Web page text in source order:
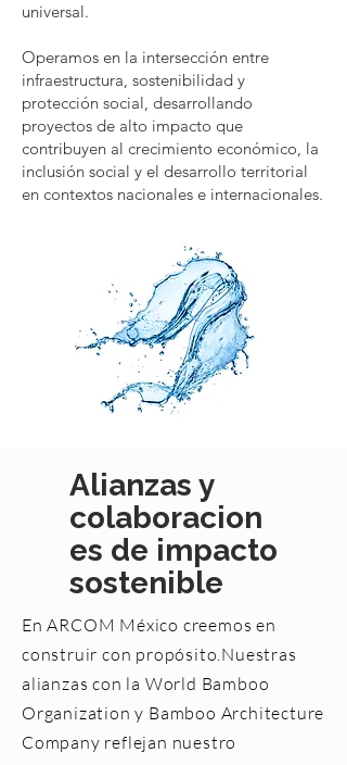
universal.
Operamos en la intersección entre
infraestructura, sostenibilidad y
protección social, desarrollando
proyectos de alto impacto que
contribuyen al crecimiento económico, la
inclusión social y el desarrollo territorial
en contextos nacionales e internacionales.
Alianzas y
colaboracion
es de impacto
sostenible
En ARCOM México creemos en
construir con propósito.Nuestras
alianzas con la World Bamboo
Organization y Bamboo Architecture
Company reflejan nuestro